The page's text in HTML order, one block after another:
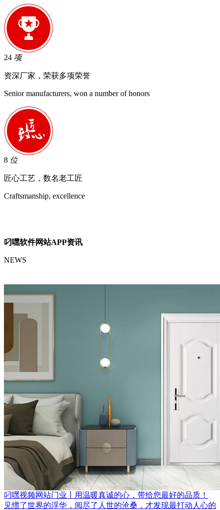
24 项
资深厂家，荣获多项荣誉
Senior manufacturers, won a number of honors
8 位
匠心工艺，数名老工匠
Craftsmanship, excellence
叼嘿软件网站APP资讯
NEWS
叼嘿视频网站门业丨用温暖真诚的心，带给您最好的品质！
见惯了世界的浮华，阅尽了人世的沧桑，才发现最打动人心的